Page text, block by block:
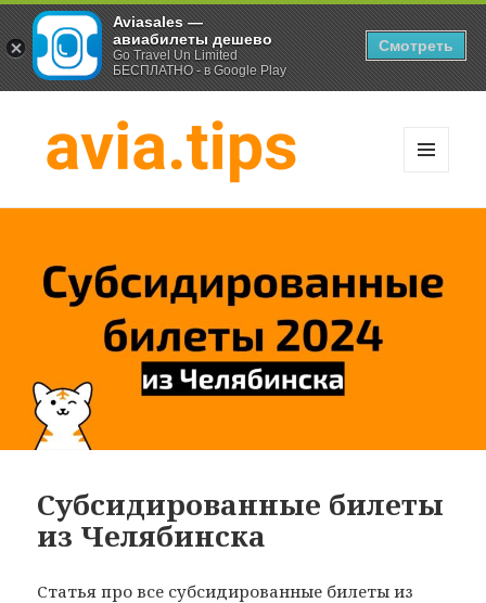
Субсидированные билеты
из Челябинска
Статья про все субсидированные билеты из
Aviasales —
авиабилеты дешево
Go Travel Un Limited
БЕСПЛАТНО - в Google Play
Смотреть